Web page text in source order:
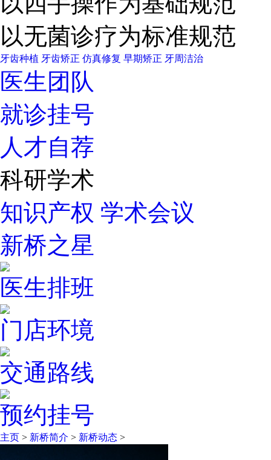
以无菌诊疗为标准规范
牙齿种植 牙齿矫正 仿真修复 早期矫正 牙周洁治
医生团队
就诊挂号
人才自荐
科研学术
知识产权 学术会议
新桥之星
医生排班
门店环境
交通路线
预约挂号
主页 > 新桥简介 > 新桥动态 >